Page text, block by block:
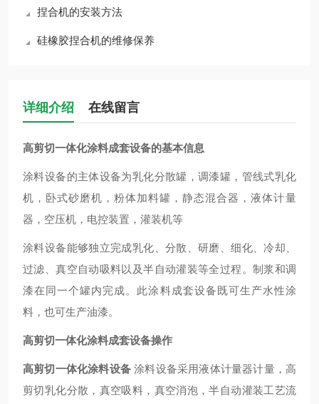
捏合机的安装方法
硅橡胶捏合机的维修保养
详细介绍 在线留言
高剪切一体化涂料成套设备的基本信息
涂料设备的主体设备为乳化分散罐，调漆罐，管线式乳化
机，卧式砂磨机，粉体加料罐，静态混合器，液体计​量
器，空压机，电控装置，灌装机等
涂料设备能够独立完成乳化、分散、研磨、细化、冷却、
过滤、真空自动吸料以及半自动灌装等全过程。制浆和调
漆在同一个罐内完成。此涂料成套设备既可生产水性涂
料 ，也可生产油漆。
高剪切一体化涂料成套设备操作
高剪切一体化涂料设备 涂料设备采用液体计量器计量，高
剪切乳化分散，真空吸料，真空消泡，半自动灌装工艺流